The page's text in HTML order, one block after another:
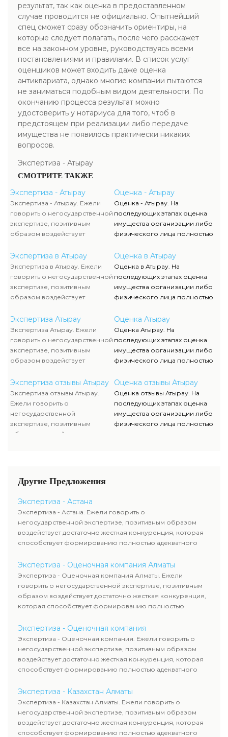
результат, так как оценка в предоставленном
случае проводится не официально. Опытнейший
спец сможет сразу обозначить ориентиры, на
которые следует полагать, после чего расскажет
все на законном уровне, руководствуясь всеми
постановлениями и правилами. В список услуг
оценщиков может входить даже оценка
антиквариата, однако многие компании пытаются
не заниматься подобным видом деятельности. По
окончанию процесса результат можно
удостоверить у нотариуса для того, чтоб в
предстоящем при реализации либо передаче
имущества не появилось практически никаких
вопросов.
Экспертиза - Атырау
СМОТРИТЕ ТАКЖЕ
Экспертиза - Атырау
Экспертиза - Атырау. Ежели
говорить о негосударственной
экспертизе, позитивным
образом воздействует
конкуренция, которая
способствует формированию
полностью адекватного
уровня цен.
Экспертиза в Атырау
Экспертиза в Атырау. Ежели
говорить о негосударственной
экспертизе, позитивным
образом воздействует
конкуренция, которая
способствует формированию
полностью адекватного
уровня цен.
Экспертиза Атырау
Экспертиза Атырау. Ежели
говорить о негосударственной
экспертизе, позитивным
образом воздействует
конкуренция, которая
способствует формированию
полностью адекватного
уровня цен.
Экспертиза отзывы Атырау
Экспертиза отзывы Атырау.
Ежели говорить о
негосударственной
экспертизе, позитивным
образом воздействует
уровня цен.
Оценка - Атырау
Оценка - Атырау. На
последующих этапах оценка
имущества организации либо
физического лица полностью
служащих, тогда как участие
клиента ограничивается
объяснением отдельных
вопросов и предоставлением
недостающей документации.
Оценка в Атырау
Оценка в Атырау. На
последующих этапах оценка
имущества организации либо
физического лица полностью
служащих, тогда как участие
клиента ограничивается
объяснением отдельных
вопросов и предоставлением
недостающей документации.
Оценка Атырау
Оценка Атырау. На
последующих этапах оценка
имущества организации либо
физического лица полностью
служащих, тогда как участие
клиента ограничивается
объяснением отдельных
вопросов и предоставлением
недостающей документации.
Оценка отзывы Атырау
Оценка отзывы Атырау. На
последующих этапах оценка
имущества организации либо
физического лица полностью
Другие Предложения
Экспертиза - Астана
Экспертиза - Астана. Ежели говорить о
негосударственной экспертизе, позитивным образом
воздействует достаточно жесткая конкуренция, которая
способствует формированию полностью адекватного
Экспертиза - Оценочная компания Алматы
Экспертиза - Оценочная компания Алматы. Ежели
говорить о негосударственной экспертизе, позитивным
образом воздействует достаточно жесткая конкуренция,
которая способствует формированию полностью
Экспертиза - Оценочная компания
Экспертиза - Оценочная компания. Ежели говорить о
негосударственной экспертизе, позитивным образом
воздействует достаточно жесткая конкуренция, которая
способствует формированию полностью адекватного
Экспертиза - Казахстан Алматы
Экспертиза - Казахстан Алматы. Ежели говорить о
негосударственной экспертизе, позитивным образом
воздействует достаточно жесткая конкуренция, которая
способствует формированию полностью адекватного